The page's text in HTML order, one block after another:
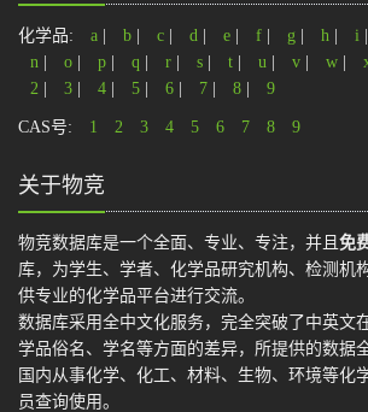
化学品: a b c d e f g h i
n
o p q r s t u v w
2
3 4 5 6 7 8 9
CAS号: 1 2 3 4 5 6 7 8 9
关于物竞
物竞数据库是一个全面、专业、专注，并且 免
库，为学生、学者、化学品研究机构、检测机
供专业的化学品平台进行交流。
数据库采用全中文化服务，完全突破了中英文
学品俗名、学名等方面的差异，所提供的数据
国内从事化学、化工、材料、生物、环境等化
员查询使用。